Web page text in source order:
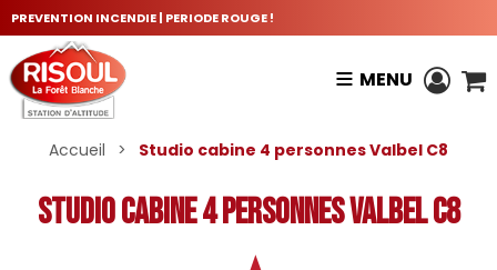
PREVENTION INCENDIE | PERIODE ROUGE !
MENU
Accueil > Studio cabine 4 personnes Valbel C8
Studio cabine 4 personnes Valbel C8